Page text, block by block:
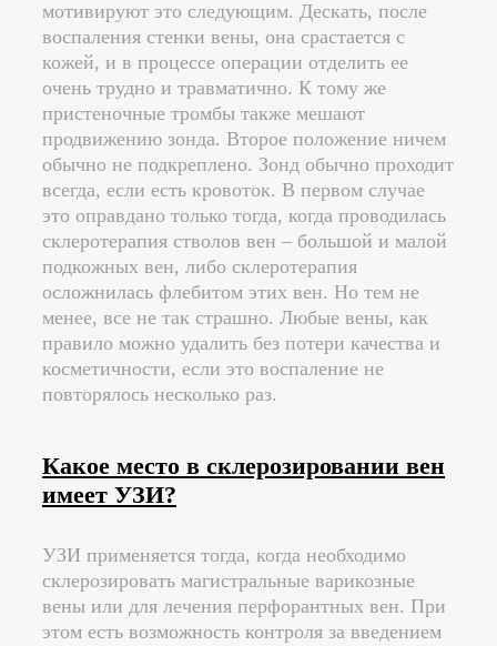
мотивируют это следующим. Дескать, после
воспаления стенки вены, она срастается с
кожей, и в процессе операции отделить ее
очень трудно и травматично. К тому же
пристеночные тромбы также мешают
продвижению зонда. Второе положение ничем
обычно не подкреплено. Зонд обычно проходит
всегда, если есть кровоток. В первом случае
это оправдано только тогда, когда проводилась
склеротерапия стволов вен – большой и малой
подкожных вен, либо склеротерапия
осложнилась флебитом этих вен. Но тем не
менее, все не так страшно. Любые вены, как
правило можно удалить без потери качества и
косметичности, если это воспаление не
повторялось несколько раз.
Какое место в склерозировании вен
имеет УЗИ?
УЗИ применяется тогда, когда необходимо
склерозировать магистральные варикозные
вены или для лечения перфорантных вен. При
этом есть возможность контроля за введением